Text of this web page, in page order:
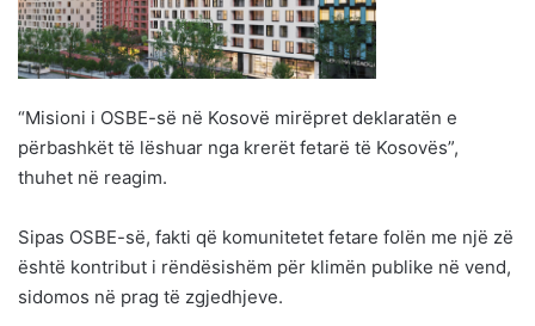
“Misioni i OSBE-së në Kosovë mirëpret deklaratën e
përbashkët të lëshuar nga krerët fetarë të Kosovës”,
thuhet në reagim.
Sipas OSBE-së, fakti që komunitetet fetare folën me një zë
është kontribut i rëndësishëm për klimën publike në vend,
sidomos në prag të zgjedhjeve.